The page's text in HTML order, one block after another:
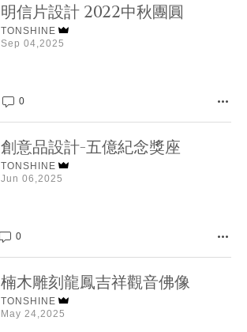
明信片設計 2022中秋團圓
TONSHINE
Sep 04,2025
0
創意品設計-五億紀念獎座
TONSHINE
Jun 06,2025
0
楠木雕刻龍鳳吉祥觀音佛像
TONSHINE
May 24,2025